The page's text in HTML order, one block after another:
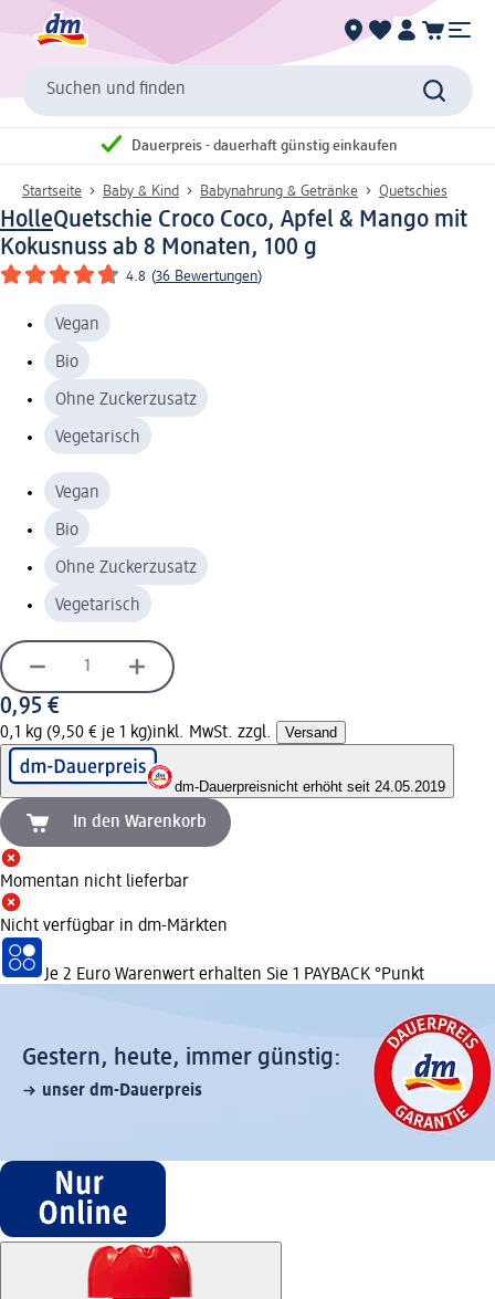
Suchen und finden
Dauerpreis - dauerhaft günstig einkaufen
Startseite Baby & Kind Babynahrung & Getränke Quetschies
HolleQuetschie Croco Coco, Apfel & Mango mit
Kokusnuss ab 8 Monaten, 100 g
4.8 (36 Bewertungen)
Vegan
Bio
Ohne Zuckerzusatz
Vegetarisch
Vegan
Bio
Ohne Zuckerzusatz
Vegetarisch
0,95 €
0,1 kg (9,50 € je 1 kg)inkl. MwSt. zzgl. Versand
dm-Dauerpreisnicht erhöht seit 24.05.2019
In den Warenkorb
Momentan nicht lieferbar
Nicht verfügbar in dm-Märkten
Je 2 Euro Warenwert erhalten Sie 1 PAYBACK °Punkt
Gestern, heute, immer günstig:
unser dm-Dauerpreis